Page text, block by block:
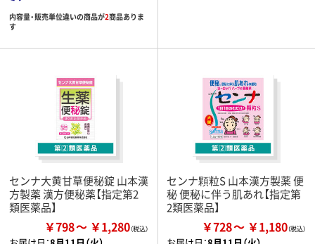
内容量・販売単位違いの商品が2商品ありま
す
センナ大黄甘草便秘錠 山本漢
方製薬 漢方便秘薬【指定第2
類医薬品】
￥798 ￥1,280
センナ顆粒S 山本漢方製薬 便
秘 便秘に伴う肌あれ【指定第
2類医薬品】
￥728 ￥1,180